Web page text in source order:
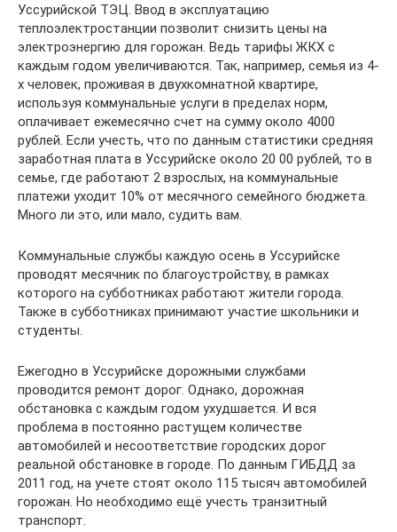
Уссурийской ТЭЦ. Ввод в эксплуатацию
теплоэлектростанции позволит снизить цены на
электроэнергию для горожан. Ведь тарифы ЖКХ с
каждым годом увеличиваются. Так, например, семья из 4-
х человек, проживая в двухкомнатной квартире,
используя коммунальные услуги в пределах норм,
оплачивает ежемесячно счет на сумму около 4000
рублей. Если учесть, что по данным статистики средняя
заработная плата в Уссурийске около 20 00 рублей, то в
семье, где работают 2 взрослых, на коммунальные
платежи уходит 10% от месячного семейного бюджета.
Много ли это, или мало, судить вам.
Коммунальные службы каждую осень в Уссурийске
проводят месячник по благоустройству, в рамках
которого на субботниках работают жители города.
Также в субботниках принимают участие школьники и
студенты.
Ежегодно в Уссурийске дорожными службами
проводится ремонт дорог. Однако, дорожная
обстановка с каждым годом ухудшается. И вся
проблема в постоянно растущем количестве
автомобилей и несоответствие городских дорог
реальной обстановке в городе. По данным ГИБДД за
2011 год, на учете стоят около 115 тысяч автомобилей
горожан. Но необходимо ещё учесть транзитный
транспорт.